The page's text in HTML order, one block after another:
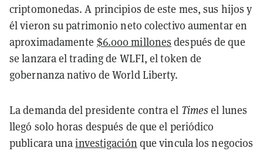
criptomonedas. A principios de este mes, sus hijos y
él vieron su patrimonio neto colectivo aumentar en
aproximadamente $6.000 millones después de que
se lanzara el trading de WLFI, el token de
gobernanza nativo de World Liberty.
La demanda del presidente contra el Times el lunes
llegó solo horas después de que el periódico
publicara unainvestigación que vincula los negocios